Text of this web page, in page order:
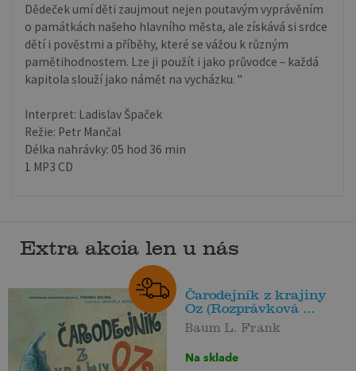
Dědeček umí děti zaujmout nejen poutavým vyprávěním
o památkách našeho hlavního města, ale získává si srdce
dětí i pověstmi a příběhy, které se vážou k různým
pamětihodnostem. Lze ji použít i jako průvodce – každá
kapitola slouží jako námět na vycházku. "
Interpret: Ladislav Špaček
Režie: Petr Mančal
Délka nahrávky: 05 hod 36 min
1 MP3 CD
Extra akcia len u nás
Čarodejník z krajiny
Oz (Rozprávková ...
Baum L. Frank
Na sklade